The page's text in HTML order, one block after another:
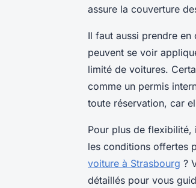
assure la couverture
Il faut aussi prendre
peuvent se voir
limité de voitures.
comme un permis
toute réservation, car
Pour plus de flexibilité,
les conditions offertes
voiture à Strasbourg ?
détaillés pour vous